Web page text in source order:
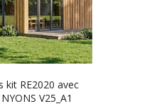
kit RE2020 avec
permis de construire NYONS V25_A1